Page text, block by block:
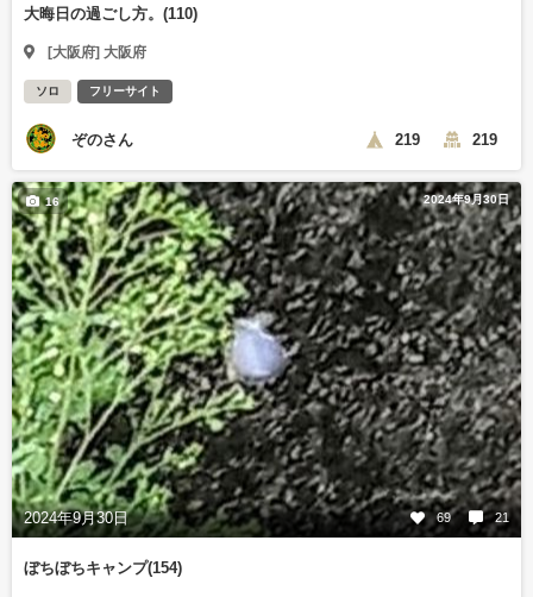
大晦日の過ごし方。(110)
[大阪府] 大阪府
ソロ フリーサイト
ぞのさん 219 219
2024年9月30日
2024年9月30日 69 21
16
ぼちぼちキャンプ(154)